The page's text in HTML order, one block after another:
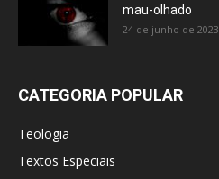
mau-olhado
24 de junho de 2023
CATEGORIA POPULAR
Teologia
Textos Especiais